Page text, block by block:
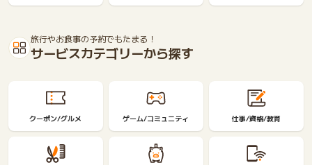
旅行やお食事の予約でもたまる！
サービスカテゴリーから探す
クーポン/グルメ ゲーム/コミュニティ 仕事/資格/教育